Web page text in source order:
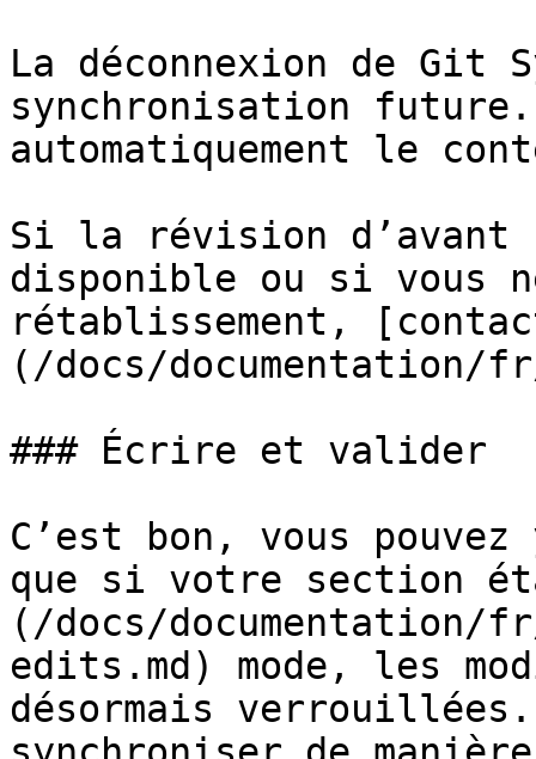
La déconnexion de Git
synchronisation
automatiquement le
Si la révision d’avant
disponible ou si vous
rétablissement,
(/docs/documentation/
### Écrire et valider
C’est bon, vous
que si votre section
(/docs/
edits.md) mode, les
désormais